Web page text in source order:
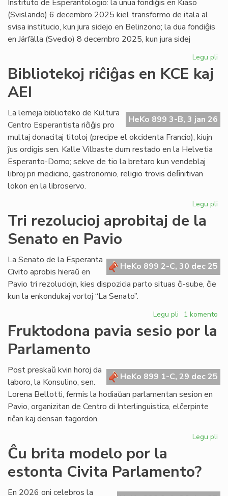
Instituto de Esperantologio: la unua fondiĝis en Kiaso
(Svislando) 6 decembro 2025 kiel transformo de itala al
svisa institucio, kun jura sidejo en Belinzono; la dua fondiĝis
en Järfälla (Svedio) 8 decembro 2025, kun jura sidej
Legu pli
Bibliotekoj riĉiĝas en KCE kaj
AEI
HeKo 899 3-B, 3 jan 26
La lerneja biblioteko de Kultura
Centro Esperantista riĉiĝis pro
multaj donacitaj titoloj (precipe el okcidenta Francio), kiujn
ĵus ordigis sen. Kalle Vilbaste dum restado en la Helvetia
Esperanto-Domo; sekve de tio la bretaro kun vendeblaj
libroj pri medicino, gastronomio, religio trovis deﬁnitivan
lokon en la libroservo.
Legu pli
kaj
Tri rezolucioj aprobitaj de la
Senato en Pavio
HeKo 899 2-C, 30 dec 25
La Senato de la Esperanta
Civito aprobis hieraŭ en
Pavio tri rezoluciojn, kies dispozicia parto situas ĉi-sube, ĉie
kun la enkondukaj vortoj “La Senato”.
Legu pli pri
rezolucioj
la
Senato
Pavio
1 komento
Fruktodona pavia sesio por la
Parlamento
HeKo 899 1-C, 29 dec 25
Post preskaŭ kvin horoj da
laboro, la Konsulino, sen.
Lorena Bellotti, fermis la hodiaŭan parlamentan sesion en
Pavio, organizitan de Centro di Interlinguistica, elĉerpinte
riĉan kaj densan tagordon.
Legu pli
la
Ĉu brita modelo por la
estonta Civita Parlamento?
En 2026 oni celebros la